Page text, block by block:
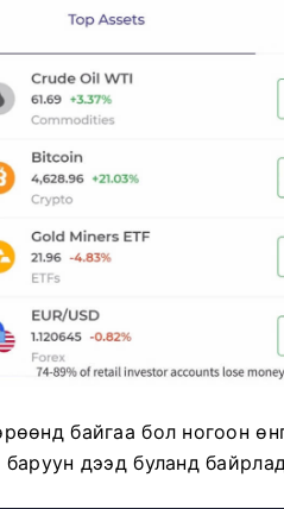
байгаа бол ногоон
дээд буланд